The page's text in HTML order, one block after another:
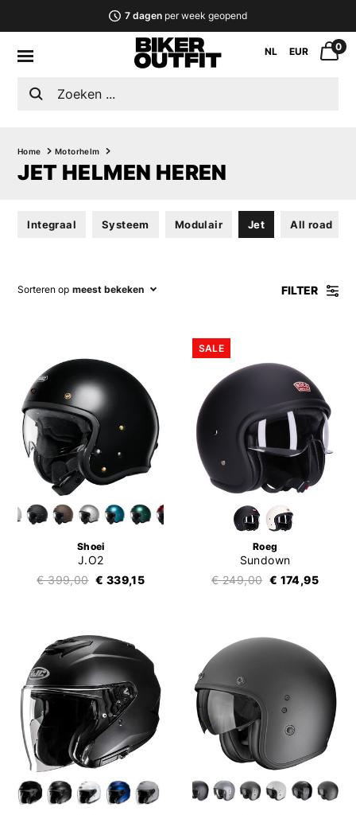
7 dagenper week geopend
NL EUR 0
Home Motorhelm
JET HELMEN HEREN
Integraal Systeem Modulair Jet All road
Sorteren op meest bekeken FILTER
Shoei
J.O2
€ 399,00 € 339,15
SALE
Roeg
Sundown
€ 249,00 € 174,95